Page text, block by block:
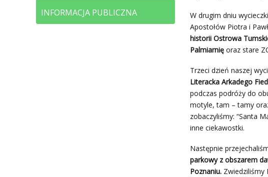
W drugim dniu
Apostołów Piotra i
historii Ostrowa
Palmiarnię oraz stare
Trzeci dzień naszej
Literacka Arkadego
podczas podróży do
motyle, tam – tamy
zobaczyliśmy: “Santa
inne ciekawostki.
Następnie
parkowy z obszarem
Poznaniu.Zwiedziliśmy
INFORMACJA PUBLICZNA